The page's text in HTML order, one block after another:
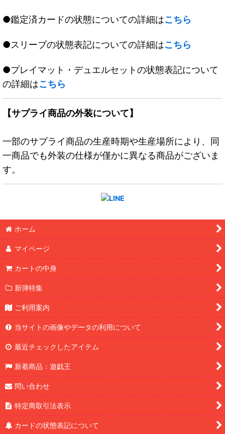
●鑑定済カードの状態についての詳細はこちら
●スリーブの状態表記についての詳細はこちら
●プレイマット・デュエルセットの状態表記について
の詳細はこちら
【サプライ商品の外装について】
一部のサプライ商品の生産時期や生産場所により、同
一商品でも外装の仕様が僅かに異なる商品がございま
す。
ホーム
マイページ
カートの中身
新弾特集
ご利用案内
当サイトの画像やデータの利用について
最近チェックしたアイテム
新着商品：遊戯王
問い合わせ
特定商取引法表示
カードの状態表記について